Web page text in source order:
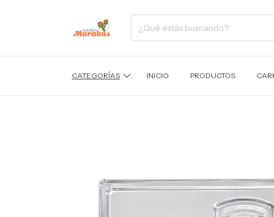
CATEGORÍAS INICIO PRODUCTOS